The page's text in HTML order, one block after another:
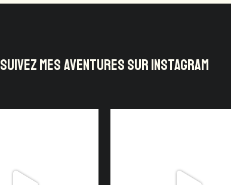
SUIVEZ MES AVENTURES SUR INSTAGRAM